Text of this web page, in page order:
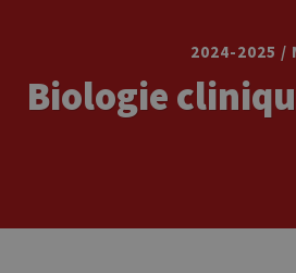
2024-2025 /
Biologie